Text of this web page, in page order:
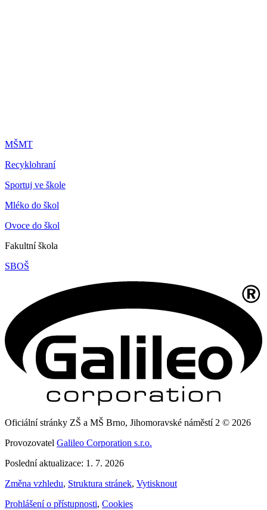
MŠMT
Recyklohraní
Sportuj ve škole
Mléko do škol
Ovoce do škol
Fakultní škola
SBOŠ
Oficiální stránky ZŠ a MŠ Brno, Jihomoravské náměstí 2 © 2026
Provozovatel Galileo Corporation s.r.o.
Poslední aktualizace: 1. 7. 2026
Změna vzhledu, Struktura stránek, Vytisknout
Prohlášení o přístupnosti, Cookies